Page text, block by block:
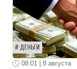
ДЕНЬГИ
08:01 | 8 августа